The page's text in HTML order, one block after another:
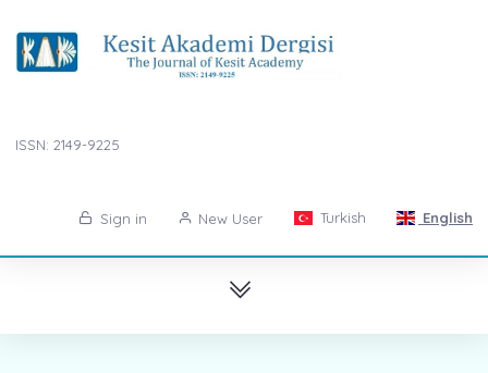
ISSN: 2149-9225
Sign in New User Turkish English